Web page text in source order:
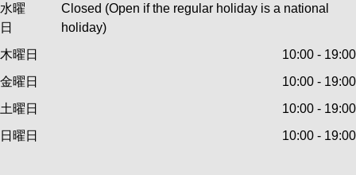
水曜
日
Closed (Open if the regular holiday is a national
holiday)
木曜日
10:00 - 19:00
金曜日
10:00 - 19:00
土曜日
10:00 - 19:00
日曜日
10:00 - 19:00